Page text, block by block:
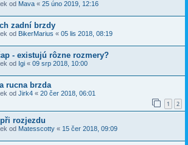
od Mava « 25 úno 2019, 12:16
zadní brzdy
od BikerMarius « 05 lis 2018, 08:19
- existujú rôzne rozmery?
od Igi « 09 srp 2018, 10:00
rucna brzda
od Jirk4 « 20 čer 2018, 06:01
1 2
rozjezdu
od Matesscotty « 15 čer 2018, 09:09